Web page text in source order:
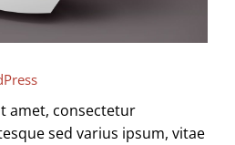
amet, consectetur
sed varius ipsum, vitae